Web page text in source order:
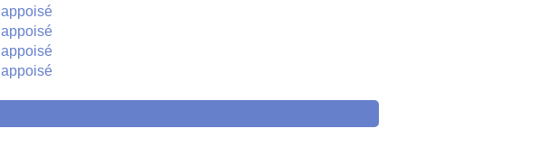
appoisé
appoisé
appoisé
appoisé